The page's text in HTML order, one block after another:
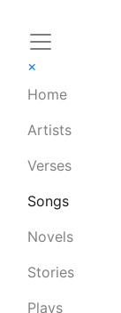
×
Home
Artists
Verses
Songs
Novels
Stories
Plays